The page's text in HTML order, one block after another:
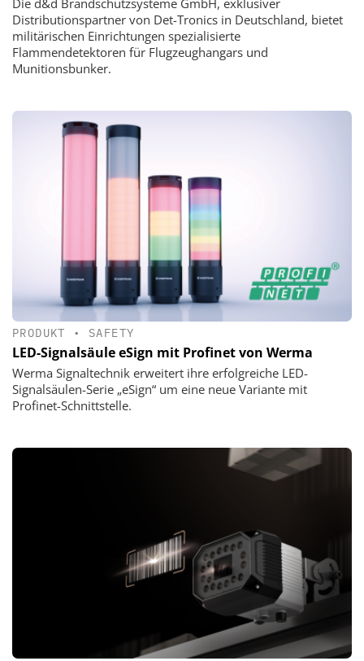
Die d&d Brandschutzsysteme GmbH, exklusiver
Distributionspartner von Det-Tronics in Deutschland, bietet
militärischen Einrichtungen spezialisierte
Flammendetektoren für Flugzeughangars und
Munitionsbunker.
PRODUKT • SAFETY
LED-Signalsäule eSign mit Profinet von Werma
Werma Signaltechnik erweitert ihre erfolgreiche LED-
Signalsäulen-Serie „eSign“ um eine neue Variante mit
Profinet-Schnittstelle.